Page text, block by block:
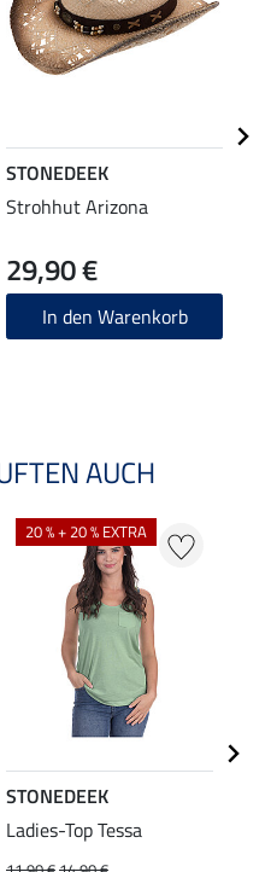
STONEDEEK
Strohhut Arizona
29,90 €
In den Warenkorb
AUCH
20 % + 20 % EXTRA
STONEDEEK
Ladies-Top Tessa